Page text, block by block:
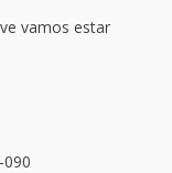
vamos estar
090